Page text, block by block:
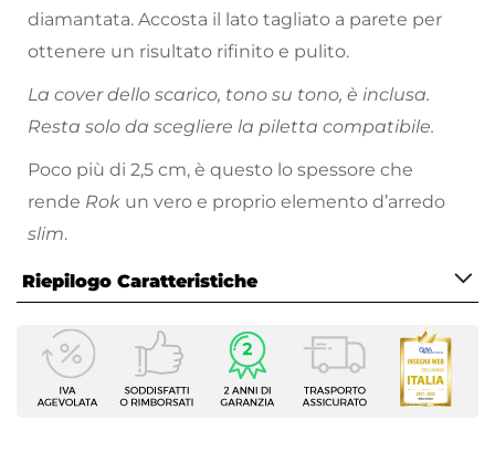
diamantata. Accosta il lato tagliato a parete per
ottenere un risultato rifinito e pulito.
La cover dello scarico, tono su tono, è inclusa.
Resta solo da scegliere la piletta compatibile.
Poco più di 2,5 cm, è questo lo spessore che
rende Rok un vero e proprio elemento d’arredo
slim.
Riepilogo Caratteristiche
Caratteristiche
Dimensioni
80 x 100 cm